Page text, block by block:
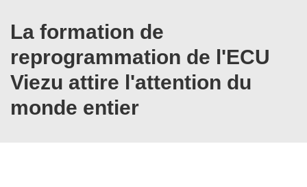
La formation de
reprogrammation de l'ECU
Viezu attire l'attention du
monde entier